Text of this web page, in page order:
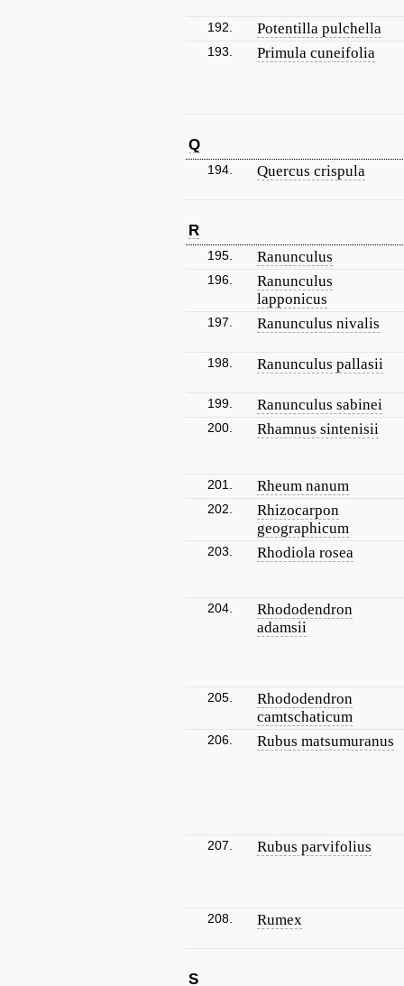
192. Potentilla pulchella
193. Primula cuneifolia
Q
194. Quercus crispula
R
195. Ranunculus
196.
Ranunculus
lapponicus
197. Ranunculus nivalis
198. Ranunculus pallasii
199. Ranunculus sabinei
200. Rhamnus sintenisii
201. Rheum nanum
202.
Rhizocarpon
geographicum
203. Rhodiola rosea
204.
Rhododendron
adamsii
205.
Rhododendron
camtschaticum
206. Rubus matsumuranus
207. Rubus parvifolius
208. Rumex
S